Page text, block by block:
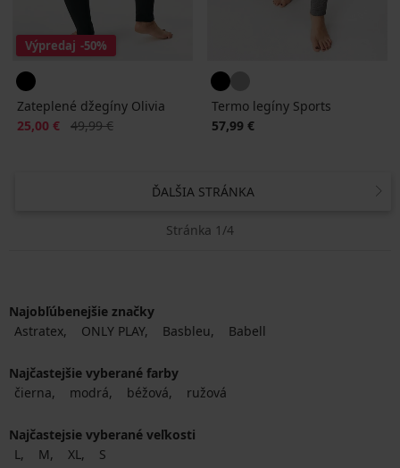
Výpredaj -50%
Zateplené džegíny Olivia
Zľava
25,00 € Pôvodná cena
49,99 €
Termo legíny Sports
57,99 €
ĎALŠIA STRÁNKA
Stránka 1/4
Najobľúbenejšie značky
Astratex
ONLY PLAY Basbleu Babell
Najčastejšie vyberané farby
čierna
modrá béžová ružová
Najčastejsie vyberané veľkosti
L
M XL S